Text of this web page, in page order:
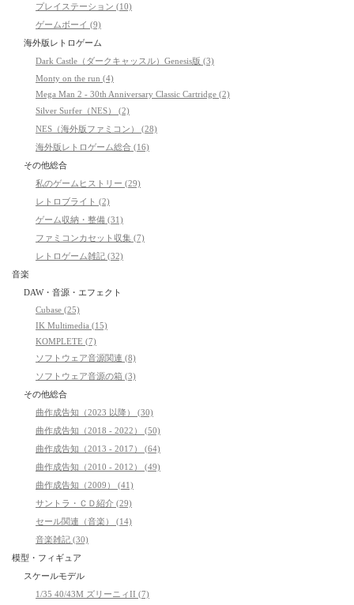
プレイステーション (10)
ゲームボーイ (9)
海外版レトロゲーム
Dark Castle（ダークキャッスル）Genesis版 (3)
Monty on the run (4)
Mega Man 2 - 30th Anniversary Classic Cartridge (2)
Silver Surfer（NES） (2)
NES（海外版ファミコン） (28)
海外版レトロゲーム総合 (16)
その他総合
私のゲームヒストリー (29)
レトロブライト (2)
ゲーム収納・整備 (31)
ファミコンカセット収集 (7)
レトロゲーム雑記 (32)
音楽
DAW・音源・エフェクト
Cubase (25)
IK Multimedia (15)
KOMPLETE (7)
ソフトウェア音源関連 (8)
ソフトウェア音源の箱 (3)
その他総合
曲作成告知（2023 以降） (30)
曲作成告知（2018 - 2022） (50)
曲作成告知（2013 - 2017） (64)
曲作成告知（2010 - 2012） (49)
曲作成告知（2009） (41)
サントラ・ＣＤ紹介 (29)
セール関連（音楽） (14)
音楽雑記 (30)
模型・フィギュア
スケールモデル
1/35 40/43M ズリーニィII (7)